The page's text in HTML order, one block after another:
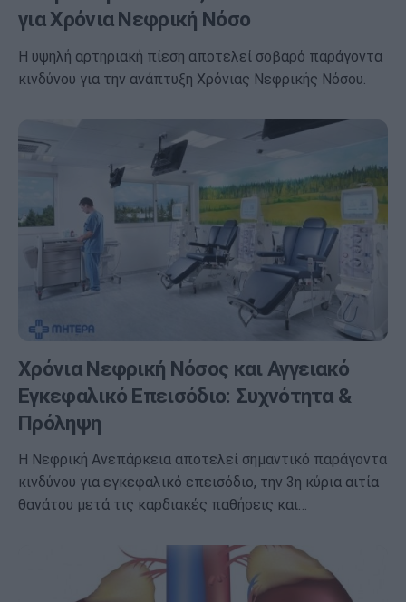
για Χρόνια Νεφρική Νόσο
Η υψηλή αρτηριακή πίεση αποτελεί σοβαρό παράγοντα
κινδύνου για την ανάπτυξη Χρόνιας Νεφρικής Νόσου.
Χρόνια Νεφρική Νόσος και Αγγειακό
Εγκεφαλικό Επεισόδιο: Συχνότητα &
Πρόληψη
Η Νεφρική Ανεπάρκεια αποτελεί σημαντικό παράγοντα
κινδύνου για εγκεφαλικό επεισόδιο, την 3η κύρια αιτία
θανάτου μετά τις καρδιακές παθήσεις και…